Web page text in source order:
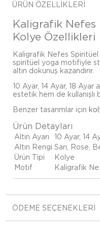
ÜRÜN ÖZELLIKLERI
Kaligrafik Nefes
Kolye Özellikleri
Kaligrafik Nefes
spiritüel yoga motifiyle
altın dokunuş kazandırır.
10 Ayar, 14 Ayar, 18 Ayar
estetik hem de kullanışlı
Benzer tasarımlar için
Ürün Detayları
Altın Ayarı
10 Ayar, 14
Altın Rengi Sarı, Rose,
Ürün Tipi
Kolye
Motif
Kaligrafik
ÖDEME SEÇENEKLERI